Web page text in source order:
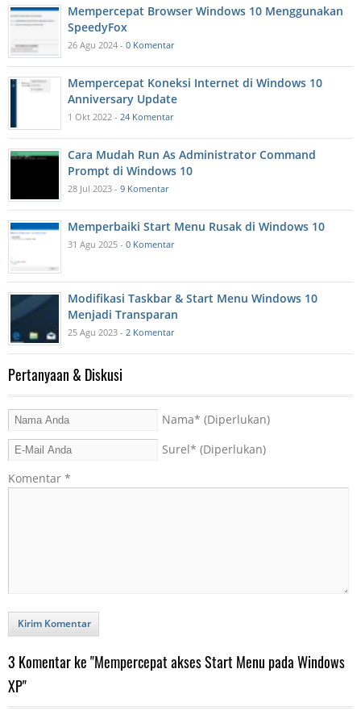
Mempercepat Browser Windows 10 Menggunakan
SpeedyFox
26 Agu 2024 - 0 Komentar
Mempercepat Koneksi Internet di Windows 10
Anniversary Update
1 Okt 2022 - 24 Komentar
Cara Mudah Run As Administrator Command
Prompt di Windows 10
28 Jul 2023 - 9 Komentar
Memperbaiki Start Menu Rusak di Windows 10
31 Agu 2025 - 0 Komentar
Modifikasi Taskbar & Start Menu Windows 10
Menjadi Transparan
25 Agu 2023 - 2 Komentar
Pertanyaan & Diskusi
Nama* (Diperlukan)
Surel* (Diperlukan)
Komentar *
Kirim Komentar
3 Komentar ke "Mempercepat akses Start Menu pada Windows
XP"